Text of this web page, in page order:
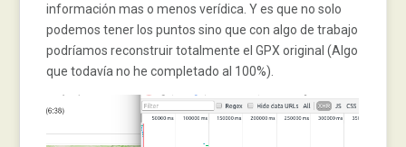
información mas o menos verídica. Y es que no solo
podemos tener los puntos sino que con algo de trabajo
podríamos reconstruir totalmente el GPX original (Algo
que todavía no he completado al 100%).